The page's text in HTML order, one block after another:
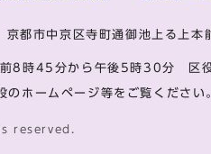
都市中京区寺町通御池上る上
前8時45分から午後5時30分 区
ホームページ等をご覧ください
reserved.